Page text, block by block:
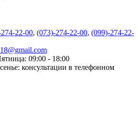
22-00, (073)-274-22-00, (099)-274-22-
09:00 - 18:00
консультации в телефонном